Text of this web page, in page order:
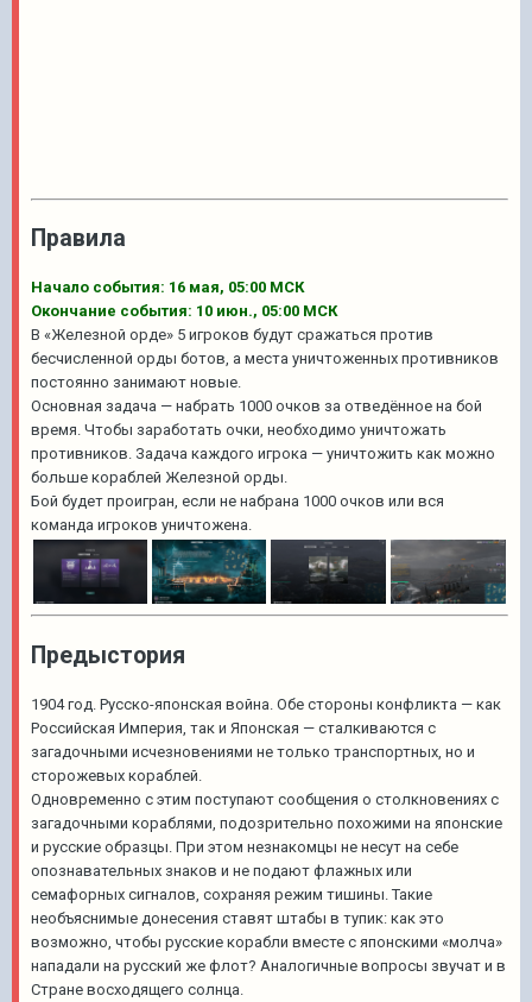
Правила
Начало события: 16 мая, 05:00 МСК
Окончание события: 10 июн., 05:00 МСК
В «Железной орде» 5 игроков будут сражаться против
бесчисленной орды ботов, а места уничтоженных противников
постоянно занимают новые.
Основная задача — набрать 1000 очков за отведённое на бой
время. Чтобы заработать очки, необходимо уничтожать
противников. Задача каждого игрока — уничтожить как можно
больше кораблей Железной орды.
Бой будет проигран, если не набрана 1000 очков или вся
команда игроков уничтожена.
Предыстория
1904 год. Русско-японская война. Обе стороны конфликта — как
Российская Империя, так и Японская — сталкиваются с
загадочными исчезновениями не только транспортных, но и
сторожевых кораблей.
Одновременно с этим поступают сообщения о столкновениях с
загадочными кораблями, подозрительно похожими на японские
и русские образцы. При этом незнакомцы не несут на себе
опознавательных знаков и не подают флажных или
семафорных сигналов, сохраняя режим тишины. Такие
необъяснимые донесения ставят штабы в тупик: как это
возможно, чтобы русские корабли вместе с японскими «молча»
нападали на русский же флот? Аналогичные вопросы звучат и в
Стране восходящего солнца.